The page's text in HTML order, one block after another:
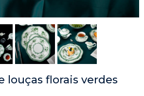
louças florais verdes